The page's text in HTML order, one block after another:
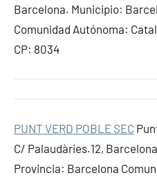
Barcelona. Municipio:
Comunidad Autónoma:
CP: 8034
PUNT VERD POBLE SEC
C/ Palaudàries.12,
Provincia: Barcelona